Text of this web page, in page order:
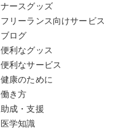
ナースグッズ
フリーランス向けサービス
ブログ
便利なグッス
便利なサービス
健康のために
働き方
助成・支援
医学知識